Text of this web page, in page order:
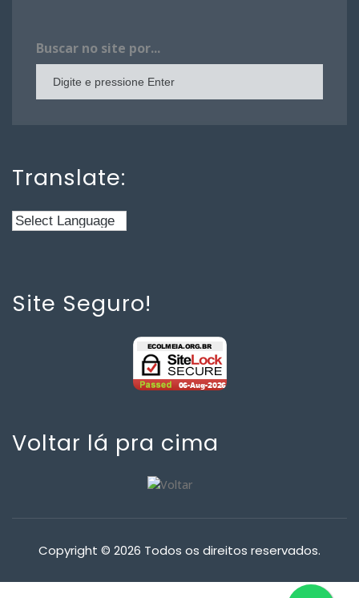
Buscar no site por...
Translate:
Site Seguro!
Voltar lá pra cima
Copyright © 2026 Todos os direitos reservados.